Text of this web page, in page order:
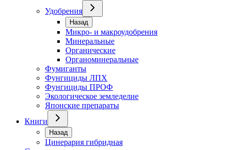
Удобрения
Назад
Микро- и макроудобрения
Минеральные
Органические
Органоминеральные
Фумиганты
Фунгициды ЛПХ
Фунгициды ПРОФ
Экологическое земледелие
Японские препараты
Книги
Назад
Цинерария гибридная